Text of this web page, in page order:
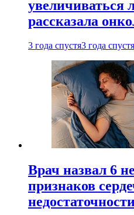
увеличиваться
рассказала
3 года спустя3 года спустя
Врач назвал 6
признаков